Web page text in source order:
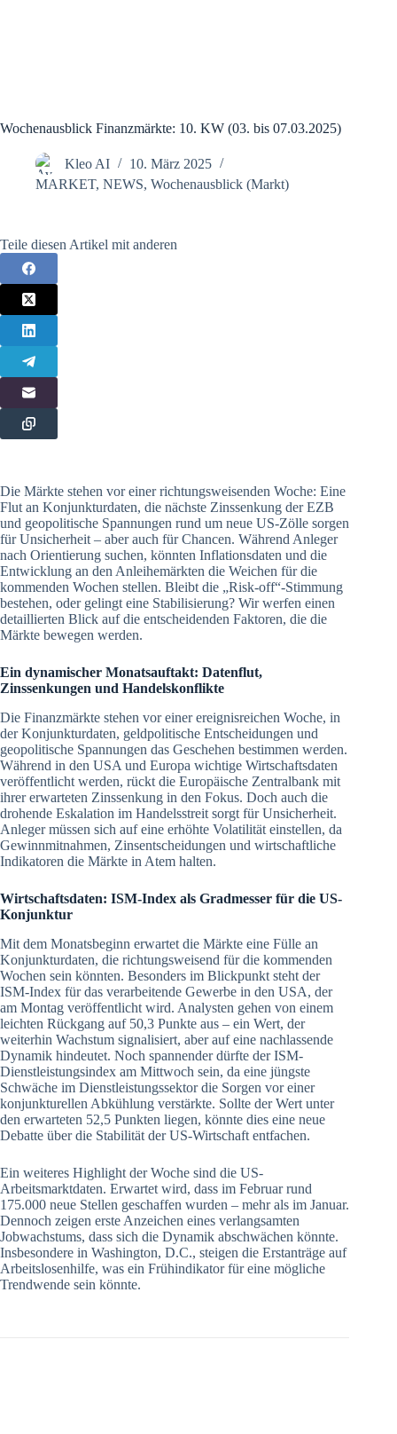
Wochenausblick Finanzmärkte: 10. KW (03. bis 07.03.2025)
Kleo AI
10. März 2025
MARKET, NEWS, Wochenausblick (Markt)
Teile diesen Artikel mit anderen
Die Märkte stehen vor einer richtungsweisenden Woche: Eine
Flut an Konjunkturdaten, die nächste Zinssenkung der EZB
und geopolitische Spannungen rund um neue US-Zölle sorgen
für Unsicherheit – aber auch für Chancen. Während Anleger
nach Orientierung suchen, könnten Inflationsdaten und die
Entwicklung an den Anleihemärkten die Weichen für die
kommenden Wochen stellen. Bleibt die „Risk-off“-Stimmung
bestehen, oder gelingt eine Stabilisierung? Wir werfen einen
detaillierten Blick auf die entscheidenden Faktoren, die die
Märkte bewegen werden.
Ein dynamischer Monatsauftakt: Datenflut,
Zinssenkungen und Handelskonflikte
Die Finanzmärkte stehen vor einer ereignisreichen Woche, in
der Konjunkturdaten, geldpolitische Entscheidungen und
geopolitische Spannungen das Geschehen bestimmen werden.
Während in den USA und Europa wichtige Wirtschaftsdaten
veröffentlicht werden, rückt die Europäische Zentralbank mit
ihrer erwarteten Zinssenkung in den Fokus. Doch auch die
drohende Eskalation im Handelsstreit sorgt für Unsicherheit.
Anleger müssen sich auf eine erhöhte Volatilität einstellen, da
Gewinnmitnahmen, Zinsentscheidungen und wirtschaftliche
Indikatoren die Märkte in Atem halten.
Wirtschaftsdaten: ISM-Index als Gradmesser für die US-
Konjunktur
Mit dem Monatsbeginn erwartet die Märkte eine Fülle an
Konjunkturdaten, die richtungsweisend für die kommenden
Wochen sein könnten. Besonders im Blickpunkt steht der
ISM-Index für das verarbeitende Gewerbe in den USA, der
am Montag veröffentlicht wird. Analysten gehen von einem
leichten Rückgang auf 50,3 Punkte aus – ein Wert, der
weiterhin Wachstum signalisiert, aber auf eine nachlassende
Dynamik hindeutet. Noch spannender dürfte der ISM-
Dienstleistungsindex am Mittwoch sein, da eine jüngste
Schwäche im Dienstleistungssektor die Sorgen vor einer
konjunkturellen Abkühlung verstärkte. Sollte der Wert unter
den erwarteten 52,5 Punkten liegen, könnte dies eine neue
Debatte über die Stabilität der US-Wirtschaft entfachen.
Ein weiteres Highlight der Woche sind die US-
Arbeitsmarktdaten. Erwartet wird, dass im Februar rund
175.000 neue Stellen geschaffen wurden – mehr als im Januar.
Dennoch zeigen erste Anzeichen eines verlangsamten
Jobwachstums, dass sich die Dynamik abschwächen könnte.
Insbesondere in Washington, D.C., steigen die Erstanträge auf
Arbeitslosenhilfe, was ein Frühindikator für eine mögliche
Trendwende sein könnte.